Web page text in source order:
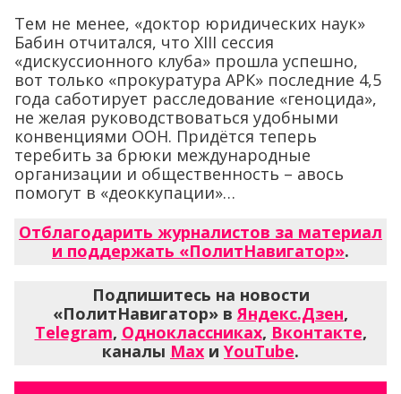
Тем не менее, «доктор юридических наук»
Бабин отчитался, что XIII сессия
«дискуссионного клуба» прошла успешно,
вот только «прокуратура АРК» последние 4,5
года саботирует расследование «геноцида»,
не желая руководствоваться удобными
конвенциями ООН. Придётся теперь
теребить за брюки международные
организации и общественность – авось
помогут в «деоккупации»…
Отблагодарить журналистов за материал
и поддержать «ПолитНавигатор».
Подпишитесь на новости
«ПолитНавигатор» вЯндекс.Дзен,
Telegram, Одноклассниках, Вконтакте,
каналы Max и YouTube.